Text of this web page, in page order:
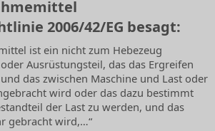
2006/42/EG besagt:
ist ein nicht zum Hebezeug
Ausrüstungsteil, das das Ergreifen
das zwischen Maschine und Last oder
wird oder das dazu bestimmt
der Last zu werden, und das
gebracht wird,…“